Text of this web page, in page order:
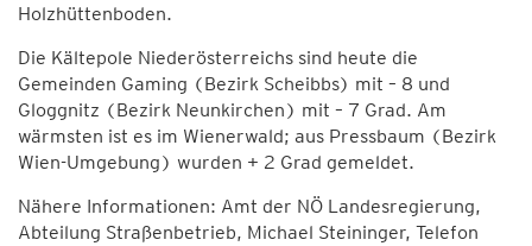
Holzhüttenboden.
Die Kältepole Niederösterreichs sind heute die
Gemeinden Gaming (Bezirk Scheibbs) mit – 8 und
Gloggnitz (Bezirk Neunkirchen) mit – 7 Grad. Am
wärmsten ist es im Wienerwald; aus Pressbaum (Bezirk
Wien-Umgebung) wurden + 2 Grad gemeldet.
Nähere Informationen: Amt der NÖ Landesregierung,
Abteilung Straßenbetrieb, Michael Steininger, Telefon